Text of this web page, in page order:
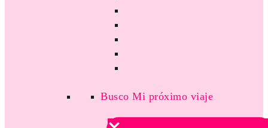
Busco Mi próximo viaje